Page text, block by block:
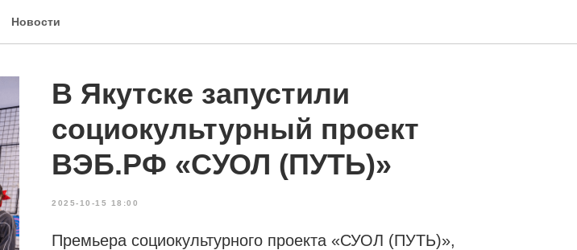
Новости
В Якутске запустили
социокультурный проект
ВЭБ.РФ «СУОЛ (ПУТЬ)»
2025-10-15 18:00
Премьера социокультурного проекта «СУОЛ (ПУТЬ)»,